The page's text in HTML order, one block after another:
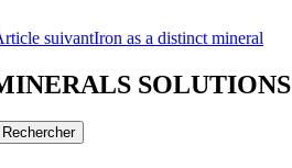
suivantIron as a distinct mineral
SOLUTIONS